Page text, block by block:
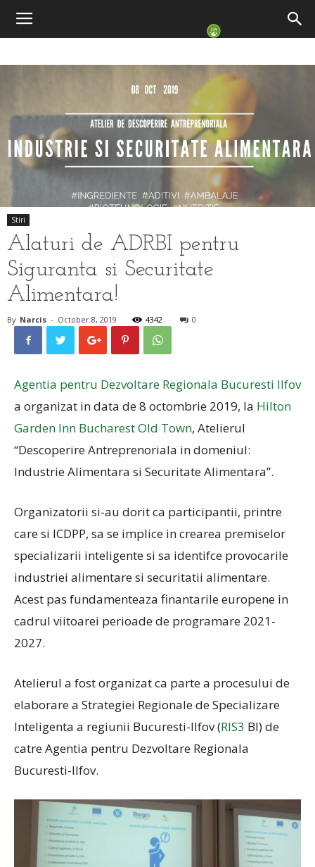
Stiri
Alaturi de ADRBI pentru
Siguranta si Securitate
Alimentara!
By Narcis - October 8, 2019 4342 0
Agentia pentru Dezvoltare Regionala Bucuresti Ilfov
a organizat in data de 8 octombrie 2019, la Hilton
Garden Inn Bucharest Old Town, Atelierul
“Descoperire Antreprenoriala in domeniul:
Industrie Alimentara si Securitate Alimentara”.
Organizatorii si-au dorit ca participantii, printre
care si ICDPP, sa se implice in crearea premiselor
specializarii inteligente si sa identifce provocarile
industriei alimentare si securitatii alimentare.
Acest pas fundamenteaza finantarile europene in
cadrul viitoarei perioade de programare 2021-
2027.
Atelierul a fost organizat ca parte a procesului de
elaborare a Strategiei Regionale de Specializare
Inteligenta a regiunii Bucuresti-Ilfov (RIS3 BI) de
catre Agentia pentru Dezvoltare Regionala
Bucuresti-Ilfov.